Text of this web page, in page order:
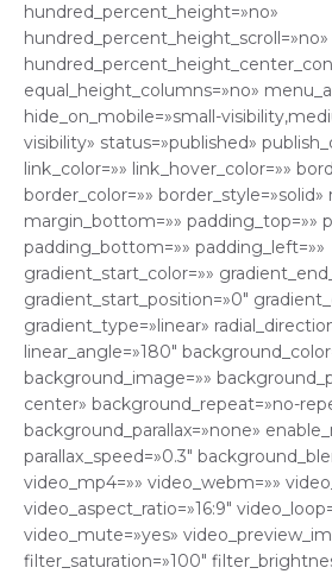
hundred_percent_height=»no»
hundred_percent_height_scroll=»no»
equal_height_columns=»no»
hide_on_mobile=»small-
visibility» status=»published»
link_color=»» link_hover_color=»»
border_color=»» border_style=»solid»
margin_bottom=»» padding_top=»»
padding_bottom=»» padding_left=»»
gradient_start_color=»»
gradient_start_position=»0″
gradient_type=»linear»
linear_angle=»180″
background_image=»»
center» background_repeat=»no-
background_parallax=»none»
parallax_speed=»0.3″
video_mp4=»» video_webm=»»
video_aspect_ratio=»16:9″
video_mute=»yes»
filter_saturation=»100″